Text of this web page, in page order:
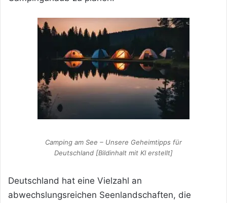
Camping am See – Unsere Geheimtipps für
Deutschland [Bildinhalt mit KI erstellt]
Deutschland hat eine Vielzahl an
abwechslungsreichen Seenlandschaften, die